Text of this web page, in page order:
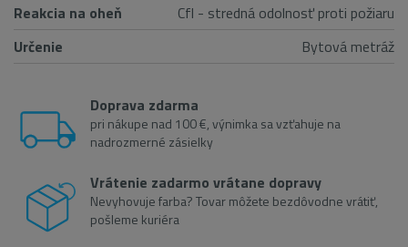
Reakcia na oheň
Cfl - stredná odolnosť proti požiaru
Určenie
Bytová metráž
Doprava zdarma
pri nákupe nad 100 €, výnimka sa vzťahuje na
nadrozmerné zásielky
Vrátenie zadarmo vrátane dopravy
Nevyhovuje farba? Tovar môžete bezdôvodne vrátiť,
pošleme kuriéra